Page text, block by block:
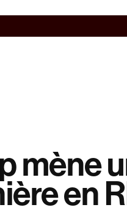
mène
en